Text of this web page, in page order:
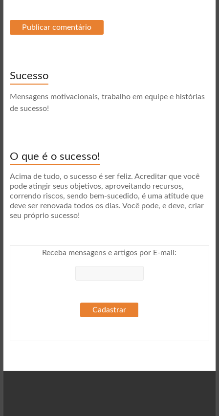
Sucesso
Mensagens motivacionais, trabalho em equipe e histórias
de sucesso!
O que é o sucesso!
Acima de tudo, o sucesso é ser feliz. Acreditar que você
pode atingir seus objetivos, aproveitando recursos,
correndo riscos, sendo bem-sucedido, é uma atitude que
deve ser renovada todos os dias. Você pode, e deve, criar
seu próprio sucesso!
Receba mensagens e artigos por E-mail :